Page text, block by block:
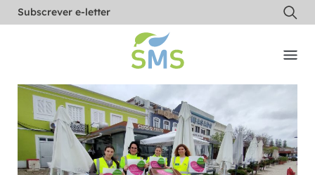
Subscrever e-letter